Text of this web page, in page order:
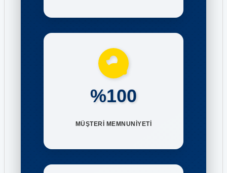
%100
MÜŞTERİ MEMNUNİYETİ